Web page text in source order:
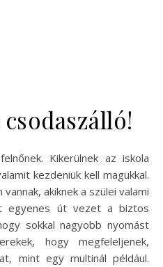
kezdeniük kell magukkal.
akiknek a szülei valami
egyenes út vezet a biztos
sokkal nagyobb nyomást
hogy megfeleljenek,
mint egy multinál például.